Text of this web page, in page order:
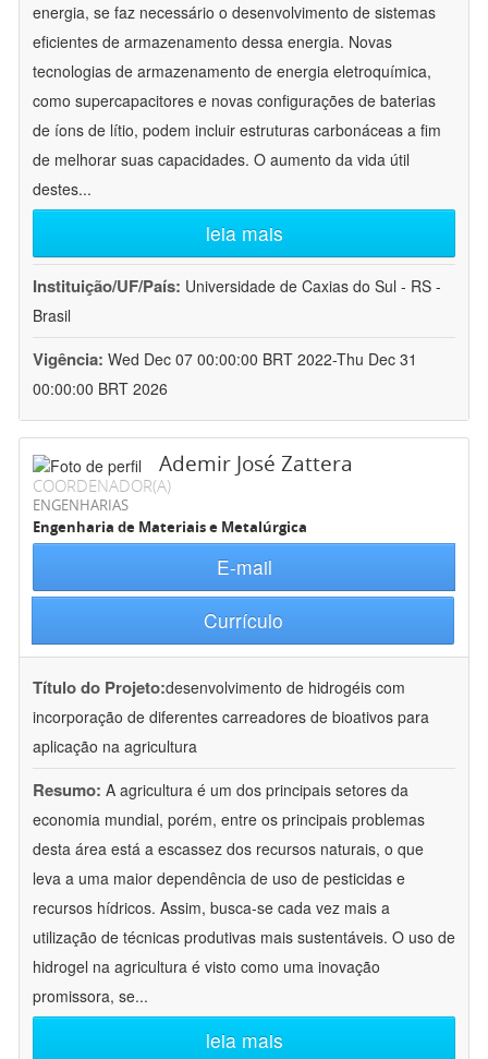
energia, se faz necessário o desenvolvimento de sistemas
eficientes de armazenamento dessa energia. Novas
tecnologias de armazenamento de energia eletroquímica,
como supercapacitores e novas configurações de baterias
de íons de lítio, podem incluir estruturas carbonáceas a fim
de melhorar suas capacidades. O aumento da vida útil
destes...
leia mais
Instituição/UF/País: Universidade de Caxias do Sul - RS -
Brasil
Vigência: Wed Dec 07 00:00:00 BRT 2022-Thu Dec 31
00:00:00 BRT 2026
Ademir José Zattera
COORDENADOR(A)
ENGENHARIAS
Engenharia de Materiais e Metalúrgica
E-mail
Currículo
Título do Projeto:desenvolvimento de hidrogéis com
incorporação de diferentes carreadores de bioativos para
aplicação na agricultura
Resumo: A agricultura é um dos principais setores da
economia mundial, porém, entre os principais problemas
desta área está a escassez dos recursos naturais, o que
leva a uma maior dependência de uso de pesticidas e
recursos hídricos. Assim, busca-se cada vez mais a
utilização de técnicas produtivas mais sustentáveis. O uso de
hidrogel na agricultura é visto como uma inovação
promissora, se...
leia mais